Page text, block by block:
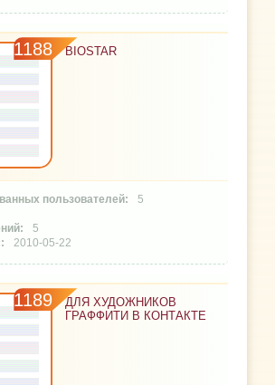
1188 BIOSTAR
5
5
2010-05-22
1189
ДЛЯ ХУДОЖНИКОВ
ГРАФФИТИ В КОНТАКТЕ